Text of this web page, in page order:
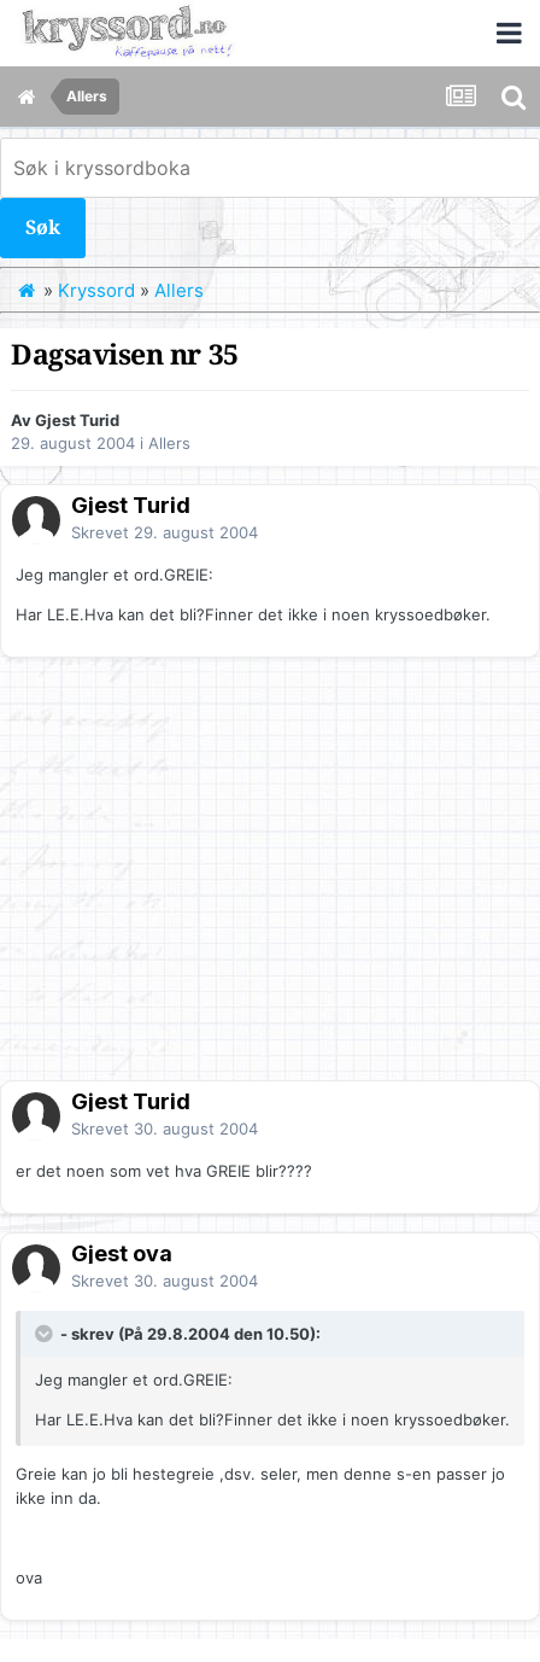
Allers
Søk
» Kryssord » Allers
Dagsavisen nr 35
Av Gjest Turid
29. august 2004 i Allers
Gjest Turid
Skrevet 29. august 2004
Jeg mangler et ord.GREIE:
Har LE.E.Hva kan det bli?Finner det ikke i noen kryssoedbøker.
Gjest Turid
Skrevet 30. august 2004
er det noen som vet hva GREIE blir????
Gjest ova
Skrevet 30. august 2004
- skrev (På 29.8.2004 den 10.50):
Jeg mangler et ord.GREIE:
Har LE.E.Hva kan det bli?Finner det ikke i noen kryssoedbøker.
Greie kan jo bli hestegreie ,dsv. seler, men denne s-en passer jo
ikke inn da.
ova